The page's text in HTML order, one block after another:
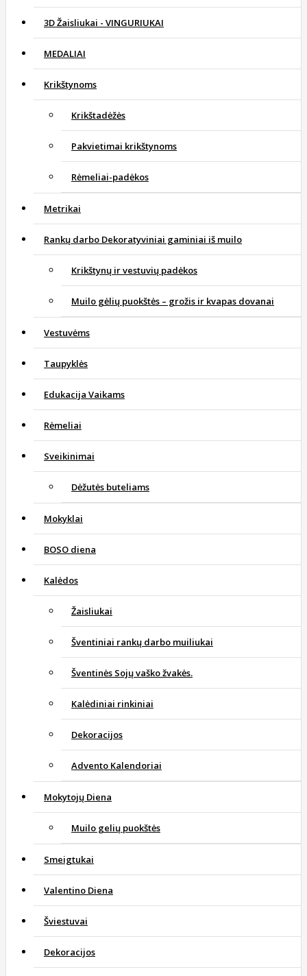
3D Žaisliukai - VINGURIUKAI
MEDALIAI
Krikštynoms
Krikštadėžės
Pakvietimai krikštynoms
Rėmeliai-padėkos
Metrikai
Rankų darbo Dekoratyviniai gaminiai iš muilo
Krikštynų ir vestuvių padėkos
Muilo gėlių puokštės – grožis ir kvapas dovanai
Vestuvėms
Taupyklės
Edukacija Vaikams
Rėmeliai
Sveikinimai
Dėžutės buteliams
Mokyklai
BOSO diena
Kalėdos
Žaisliukai
Šventiniai rankų darbo muiliukai
Šventinės Sojų vaško žvakės.
Kalėdiniai rinkiniai
Dekoracijos
Advento Kalendoriai
Mokytojų Diena
Muilo gelių puokštės
Smeigtukai
Valentino Diena
Šviestuvai
Dekoracijos